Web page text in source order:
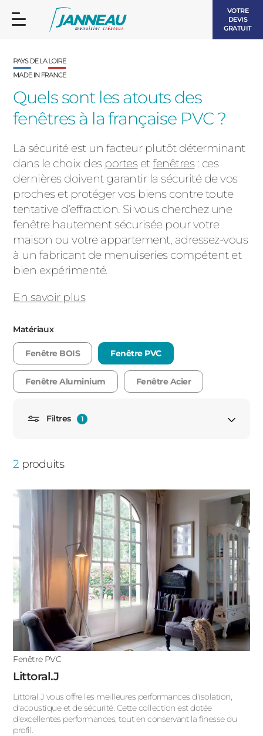
VOTRE
DEVIS
GRATUIT
Quels sont les atouts des
fenêtres à la française PVC ?
La sécurité est un facteur plutôt déterminant
dans le choix des portesetfenêtres: ces
dernières doivent garantir la sécurité de vos
proches et protéger vos biens contre toute
tentative d’effraction. Si vous cherchez une
fenêtre hautement sécurisée pour votre
maison ou votre appartement, adressez-vous
à un fabricant de menuiseries compétent et
bien expérimenté.
En savoir plus
Matériaux
Fenêtre BOIS Fenêtre PVC
Fenêtre Aluminium Fenêtre Acier
Filtres 1
Porte fenêtre
Porte fenêtre avec soubassement
Porte fenêtre 2 vantaux
Porte fenêtre 1 vantail
Fenêtre oscillo-battant
Fenêtre fixe
Fenêtre double battant
Fenêtre basculante
Fenêtre à la française
2 produits
Fenêtre PVC
Littoral.J
Littoral.J vous offre les meilleures performances d'isolation,
d'acoustique et de sécurité. Cette collection est dotée
d'excellentes performances, tout en conservant la finesse du
profil.
FENÊTRES ET PORTES-FENÊTRES
BOIS
ACIER
BAIES VITRÉES
PORTES D’ENTRÉE
LES CONTEMPORAINES
LES INTEMPORELLES
LES LUMINEUSES
VOLETS ROULANTS
PERGOLAS
PORTAILS ET PORTILLONS
CARPORTS